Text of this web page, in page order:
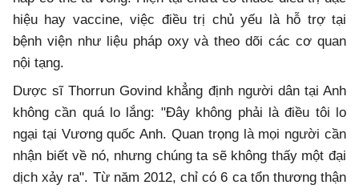
hiệu hay vaccine, việc điều trị chủ yếu là hỗ trợ tại
bệnh viện như liệu pháp oxy và theo dõi các cơ quan
nội tạng.
Dược sĩ Thorrun Govind khẳng định người dân tại Anh
không cần quá lo lắng: "Đây không phải là điều tôi lo
ngại tại Vương quốc Anh. Quan trọng là mọi người cần
nhận biết về nó, nhưng chúng ta sẽ không thấy một đại
dịch xảy ra". Từ năm 2012, chỉ có 6 ca tổn thương thận